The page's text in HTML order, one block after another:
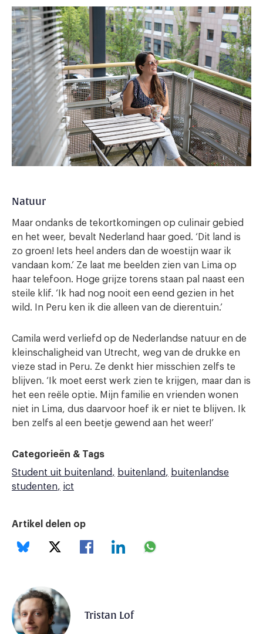
Natuur
Maar ondanks de tekortkomingen op culinair gebied
en het weer, bevalt Nederland haar goed. ‘Dit land is
zo groen! Iets heel anders dan de woestijn waar ik
vandaan kom.’ Ze laat me beelden zien van Lima op
haar telefoon. Hoge grijze torens staan pal naast een
steile klif. ‘Ik had nog nooit een eend gezien in het
wild. In Peru ken ik die alleen van de dierentuin.’
Camila werd verliefd op de Nederlandse natuur en de
kleinschaligheid van Utrecht, weg van de drukke en
vieze stad in Peru. Ze denkt hier misschien zelfs te
blijven. ‘Ik moet eerst werk zien te krijgen, maar dan is
het een reële optie. Mijn familie en vrienden wonen
niet in Lima, dus daarvoor hoef ik er niet te blijven. Ik
ben zelfs al een beetje gewend aan het weer!’
Categorieën & Tags
Student uit buitenland
buitenland
buitenlandse
studenten
ict
Artikel delen op
Tristan Lof